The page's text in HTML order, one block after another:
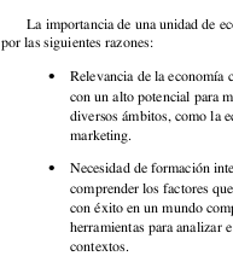
La importancia de una unidad de
por las siguientes razones:
•
Relevancia de la economía
con un alto potencial para
diversos ámbitos, como la
marketing.
•
Necesidad de formación
comprender los factores
con éxito en un mundo
herramientas para analizar
contextos.